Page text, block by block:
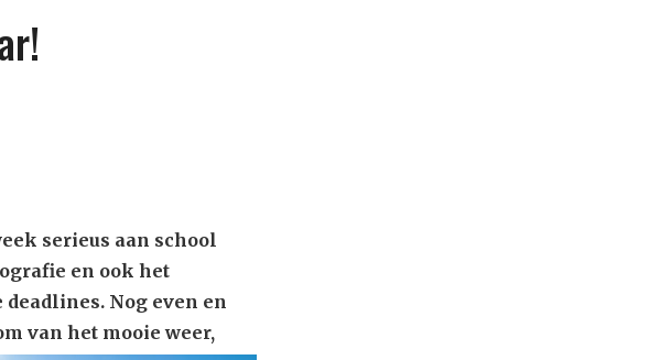
serieus aan school
en ook het
deadlines. Nog even en
van het mooie weer,